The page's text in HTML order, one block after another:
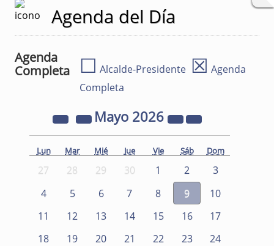
Agenda del Día
Agenda
Completa
☐ Alcalde-Presidente ☒ Agenda
Completa
Mayo 2026
Lun Mar Mié Jue Vie Sáb Dom
27 28 29 30 1 2
3
4
5 6 7 8 9
10
11
12 13 14 15 16
17
18
19 20 21 22 23
24